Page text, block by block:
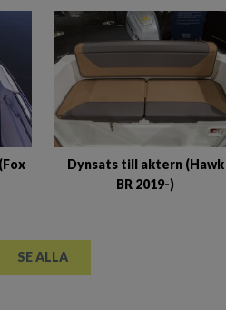
Dynsats till aktern (Hawk
BR 2019-)
SE ALLA